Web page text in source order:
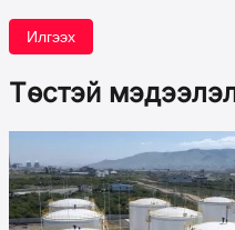
Илгээх
Төстэй